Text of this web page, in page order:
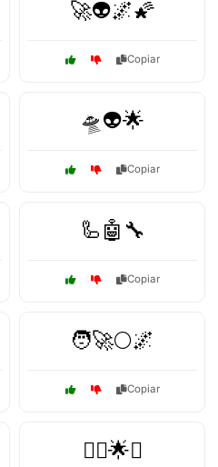
🚀👽🌌🌠
Copiar
🛸👽🌟
Copiar
🦾🤖🔧
Copiar
🧑‍🚀🌕🌌
Copiar
🧘‍♀️🌟✨